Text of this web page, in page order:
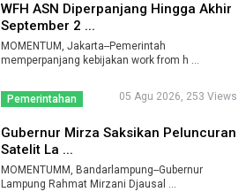
WFH ASN Diperpanjang Hingga Akhir
September 2 ...
MOMENTUM, Jakarta--Pemerintah
memperpanjang kebijakan work from h ...
Pemerintahan 05 Agu 2026, 253 Views
Gubernur Mirza Saksikan Peluncuran
Satelit La ...
MOMENTUMM, Bandarlampung--Gubernur
Lampung Rahmat Mirzani Djausal ...